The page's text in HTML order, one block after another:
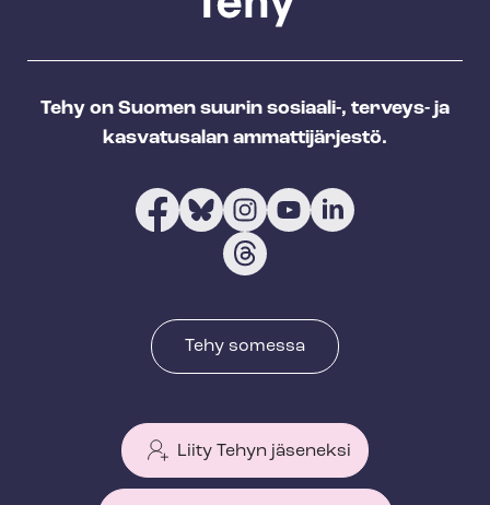
Tehy on Suomen suurin sosiaali-, terveys- ja
kasvatusalan ammattijärjestö.
Tehy somessa
Liity Tehyn jäseneksi